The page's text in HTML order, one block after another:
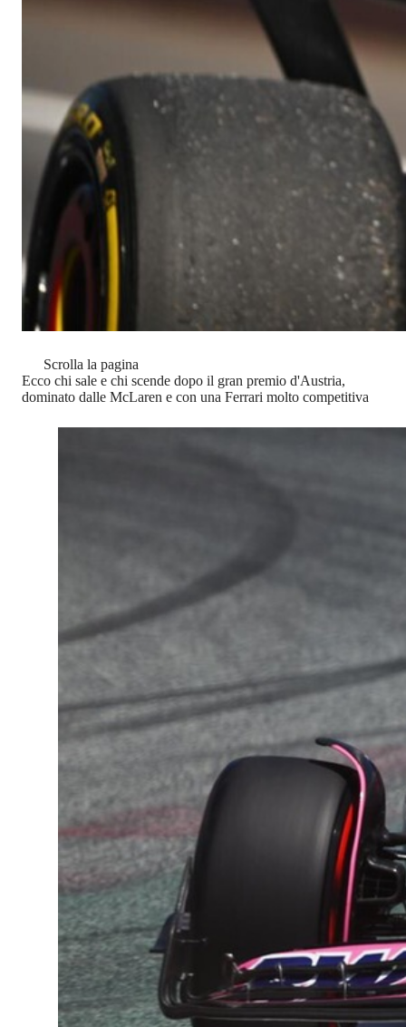
Scrolla la pagina
Ecco chi sale e chi scende dopo il gran premio d'Austria,
dominato dalle McLaren e con una Ferrari molto competitiva